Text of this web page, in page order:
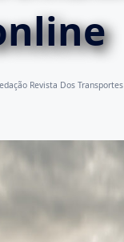
Revista Dos Transportes